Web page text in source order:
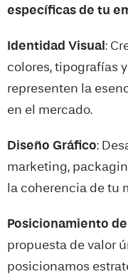
específicas de tu
Identidad Visual :
colores, tipografías
representen la
en el mercado.
Diseño Gráfico:
marketing,
la coherencia de tu
Posicionamiento
propuesta de valor
posicionamos